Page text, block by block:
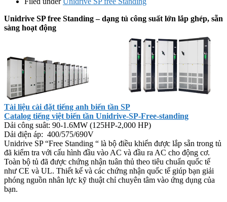
Unidrive SP free Standing – dạng tủ công suất lớn lắp ghép, sẵn
sàng hoạt động
Tài liệu cài đặt tiếng anh biến tần SP
Catalog tiếng việt biến tần Unidrive-SP-Free-standing
Dải công suât: 90-1.6MW (125HP-2,000 HP)
Dải điện áp: 400/575/690V
Unidrive SP “Free Standing “ là bộ điều khiển được lắp sẵn trong tủ
đã kiểm tra với cấu hình đầu vào AC và đầu ra AC cho động cơ.
Toàn bộ tủ đã được chứng nhận tuân thủ theo tiêu chuẩn quốc tế
như CE và UL. Thiết kế và các chứng nhận quốc tế giúp bạn giải
phóng nguồn nhân lực kỹ thuật chỉ chuyên tâm vào ứng dụng của
bạn.